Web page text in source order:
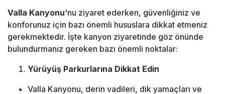
Valla Kanyonu'nu ziyaret ederken, güvenliğiniz ve
konforunuz için bazı önemli hususlara dikkat etmeniz
gerekmektedir. İşte kanyon ziyaretinde göz önünde
bulundurmanız gereken bazı önemli noktalar:
Yürüyüş Parkurlarına Dikkat Edin
Valla Kanyonu, derin vadileri, dik yamaçları ve